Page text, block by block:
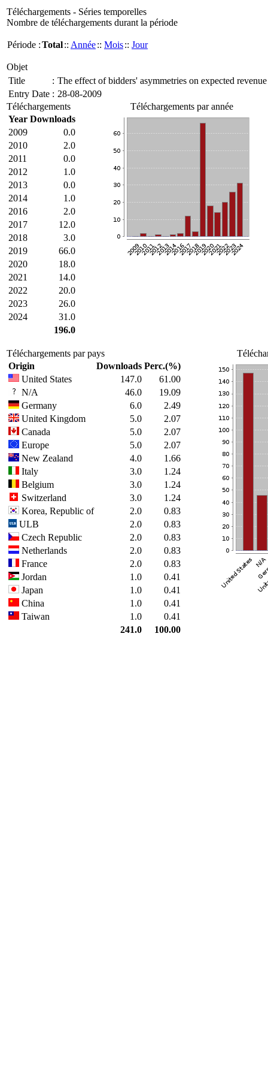
Téléchargements - Séries temporelles
Nombre de téléchargements durant la période
Période :Total:: Année:: Mois:: Jour
Objet
Title
: The effect of bidders' asymmetries on expected
Entry Date : 28-08-2009
Téléchargements
Year Downloads
2009
0.0
2010
2.0
2011
0.0
2012
1.0
2013
0.0
2014
1.0
2016
2.0
2017
12.0
2018
3.0
2019
66.0
2020
18.0
2021
14.0
2022
20.0
2023
26.0
2024
31.0
196.0
Téléchargements par année
Téléchargements par pays
Origin
Downloads Perc.(%)
United States
147.0
61.00
N/A
46.0
19.09
Germany
6.0
2.49
United Kingdom
5.0
2.07
Canada
5.0
2.07
Europe
5.0
2.07
New Zealand
4.0
1.66
Italy
3.0
1.24
Belgium
3.0
1.24
Switzerland
3.0
1.24
Korea, Republic of
2.0
0.83
ULB
2.0
0.83
Czech Republic
2.0
0.83
Netherlands
2.0
0.83
France
2.0
0.83
Jordan
1.0
0.41
Japan
1.0
0.41
China
1.0
0.41
Taiwan
1.0
0.41
241.0
100.00